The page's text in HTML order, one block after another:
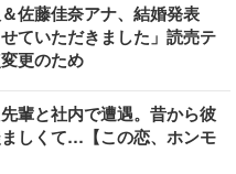
佐藤佳奈アナ、結婚発表
ていただきました」読売テ
更のため
輩と社内で遭遇。昔から彼
しくて…【この恋、ホンモ